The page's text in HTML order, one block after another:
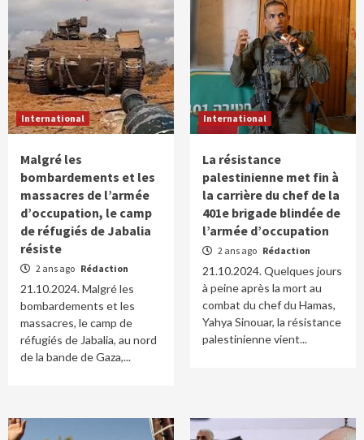
International
Malgré les
bombardements et les
massacres de l’armée
d’occupation, le camp
de réfugiés de Jabalia
résiste
2 ans ago Rédaction
21.10.2024. Malgré les
bombardements et les
massacres, le camp de
réfugiés de Jabalia, au nord
de la bande de Gaza,...
International
La résistance
palestinienne met fin à
la carrière du chef de la
401e brigade blindée de
l’armée d’occupation
2 ans ago Rédaction
21.10.2024. Quelques jours
à peine après la mort au
combat du chef du Hamas,
Yahya Sinouar, la résistance
palestinienne vient...